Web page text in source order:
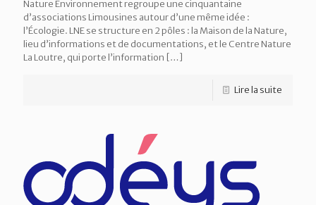
Nature Environnement regroupe une cinquantaine
d’associations Limousines autour d’une même idée :
l’Écologie. LNE se structure en 2 pôles : la Maison de la Nature,
lieu d’informations et de documentations, et le Centre Nature
La Loutre, qui porte l’information […]
Lire la suite